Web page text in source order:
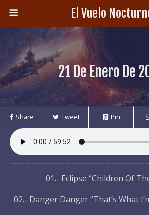
El Vuelo
21 De Enero De
Share Tweet Pin
01.- Eclipse “Children Of
02.- Danger Danger “That’s What